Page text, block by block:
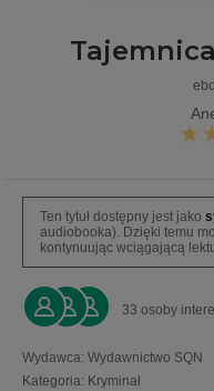
Ten tytuł dostępny jest jako
audiobooka). Dzięki temu
kontynuując wciągającą
33 osoby
Wydawca: Wydawnictwo SQN
Kategoria: Kryminał